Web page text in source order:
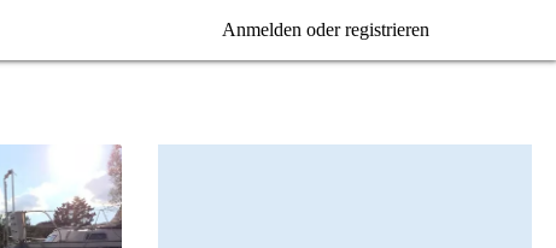
Anmelden oder registrieren